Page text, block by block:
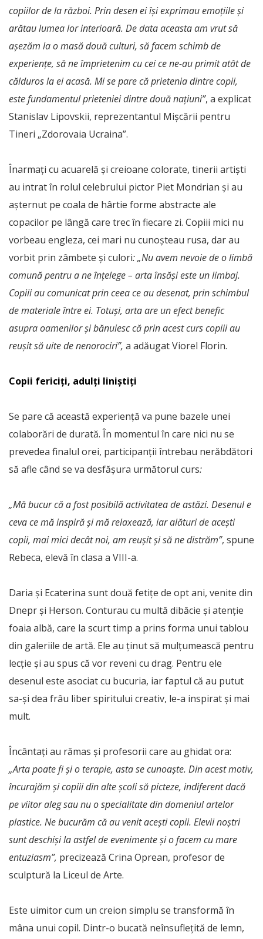
copiilor de la război. Prin desen ei își exprimau emoțiile și
arătau lumea lor interioară. De data aceasta am vrut să
așezăm la o masă două culturi, să facem schimb de
experiențe, să ne împrietenim cu cei ce ne-au primit atât de
călduros la ei acasă. Mi se pare că prietenia dintre copii,
este fundamentul prieteniei dintre două națiuni”, a explicat
Stanislav Lipovskii, reprezentantul Mișcării pentru
Tineri „Zdorovaia Ucraina”.
Înarmați cu acuarelă și creioane colorate, tinerii artiști
au intrat în rolul celebrului pictor Piet Mondrian și au
așternut pe coala de hârtie forme abstracte ale
copacilor pe lângă care trec în fiecare zi. Copiii mici nu
vorbeau engleza, cei mari nu cunoșteau rusa, dar au
vorbit prin zâmbete și culori: „Nu avem nevoie de o limbă
comună pentru a ne înțelege – arta însăși este un limbaj.
Copiii au comunicat prin ceea ce au desenat, prin schimbul
de materiale între ei. Totuși, arta are un efect benefic
asupra oamenilor și bănuiesc că prin acest curs copiii au
reușit să uite de nenorociri”, a adăugat Viorel Florin.
Copii fericiți, adulți liniștiți
Se pare că această experiență va pune bazele unei
colaborări de durată. În momentul în care nici nu se
prevedea finalul orei, participanții întrebau nerăbdători
să afle când se va desfășura următorul curs:
„Mă bucur că a fost posibilă activitatea de astăzi. Desenul e
ceva ce mă inspiră și mă relaxează, iar alături de acești
copii, mai mici decât noi, am reușit și să ne distrăm”, spune
Rebeca, elevă în clasa a VIII-a.
Daria și Ecaterina sunt două fetițe de opt ani, venite din
Dnepr și Herson. Conturau cu multă dibăcie și atenție
foaia albă, care la scurt timp a prins forma unui tablou
din galeriile de artă. Ele au ținut să mulțumească pentru
lecție și au spus că vor reveni cu drag. Pentru ele
desenul este asociat cu bucuria, iar faptul că au putut
sa-și dea frâu liber spiritului creativ, le-a inspirat și mai
mult.
Încântați au rămas și profesorii care au ghidat ora:
„Arta poate fi și o terapie, asta se cunoaște. Din acest motiv,
încurajăm și copiii din alte școli să picteze, indiferent dacă
pe viitor aleg sau nu o specialitate din domeniul artelor
plastice. Ne bucurăm că au venit acești copii. Elevii noștri
sunt deschiși la astfel de evenimente și o facem cu mare
entuziasm”, precizează Crina Oprean, profesor de
sculptură la Liceul de Arte.
Este uimitor cum un creion simplu se transformă în
mâna unui copil. Dintr-o bucată neînsuflețită de lemn,